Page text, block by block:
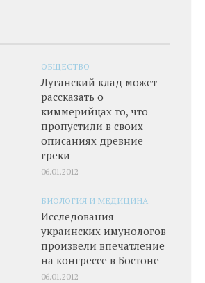
ОБЩЕСТВО
Луганский клад может
рассказать о
киммерийцах то, что
пропустили в своих
описаниях древние
греки
06.01.2012
БИОЛОГИЯ И МЕДИЦИНА
Исследования
украинских имунологов
произвели впечатление
на конгрессе в Бостоне
06.01.2012